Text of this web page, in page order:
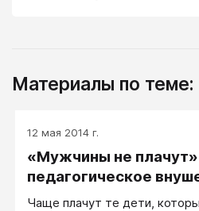
Материалы по теме:
12 мая 2014 г.
«Мужчины не плачут»
педагогическое
Чаще плачут те дети,